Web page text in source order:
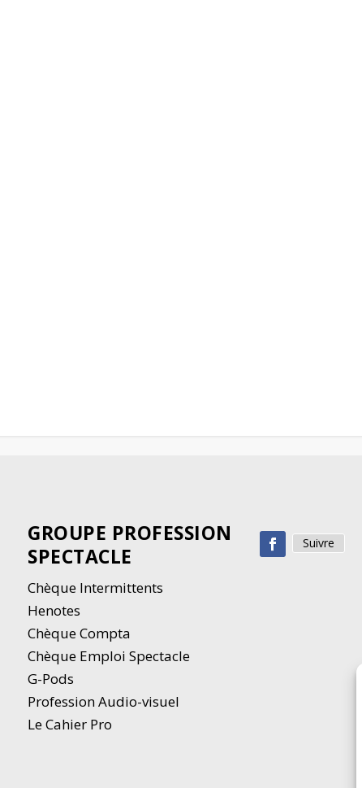
GROUPE PROFESSION
SPECTACLE
Chèque Intermittents
Henotes
Chèque Compta
Chèque Emploi Spectacle
G-Pods
Profession Audio-visuel
Le Cahier Pro
Suivre